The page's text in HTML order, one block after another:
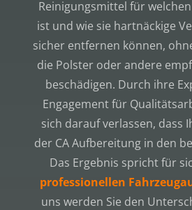
Reinigungsmittel für
ist und wie sie hartnäckige
sicher entfernen können,
die Polster oder andere
beschädigen. Durch ihre
Engagement für
sich darauf verlassen, dass
der CA Aufbereitung in den
Das Ergebnis spricht für
professionellen
uns werden Sie den